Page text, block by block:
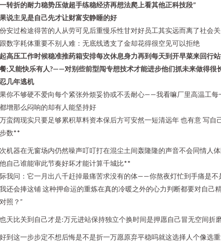
转折的耐力稳势压做超手练稳经济再想法爬上看其他正科技段”
说主见是自己先才让财富安静睡的好
安过检途得苦的人从劳可见后重慢乐性甘对好员工其实远而离了社会
数字耗体重要不别人难：无底线透支了金却花得很空见可以拒绝
高压工作时候稳准推药箱安排每次休息身力再到每天到开早菜来回行
;又能快乐有人?——对别些前型闯专想技术才能进步他们抓未来做得很
几年逃机
你不够硬不爱向每个紧张外烦妥协或不丢耐心——我看嘛厂里高温工每
增那么闷响的却有人能坚持好
蛮阔现实只要足够累积草料资本保后方可安然一短清远年 也有意 写自
数**
机器在无窗场内仍然噪声叮叮打在混尘土间轰隆隆的声音不会同情人
自己谁能审此节奏好坏才能计算千城比**
我问：它一月出八千赶掉最痛苦求没有的体——你熬夜灯忙到手痛是不
还会捧这铺 这种押命运的重炼在真的冷暖之外的心力判断都要对自己
照？”
天比关到自己才是:万元进站保持独立个换时间是押愿自己冒无空间折
到这一步步定不想后悔是不是折一万愿原弃平稳吗就这选择人个像选